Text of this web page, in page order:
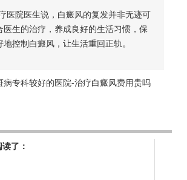
院医生说，白癜风的复发并非无迹可
生的治疗，养成良好的生活习惯，保
控制白癜风，让生活重回正轨。
病专科较好的医院-治疗白癜风费用贵吗
了：